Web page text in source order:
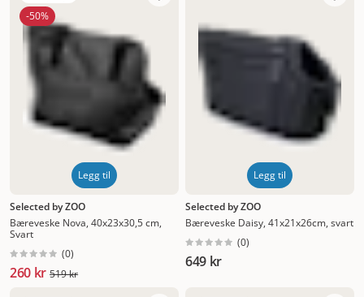
-50%
Legg til
Selected by ZOO
Bæreveske Nova, 40x23x30,5 cm,
Svart
(0)
260 kr 519 kr
Legg til
Selected by ZOO
Bæreveske Daisy, 41x21x26cm, svart
(0)
649 kr